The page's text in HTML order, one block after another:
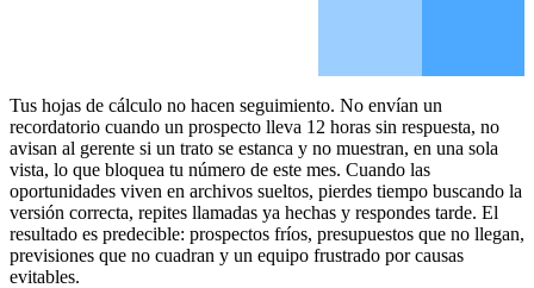
Tus hojas de cálculo no hacen seguimiento. No envían un
recordatorio cuando un prospecto lleva 12 horas sin respuesta, no
avisan al gerente si un trato se estanca y no muestran, en una sola
vista, lo que bloquea tu número de este mes. Cuando las
oportunidades viven en archivos sueltos, pierdes tiempo buscando la
versión correcta, repites llamadas ya hechas y respondes tarde. El
resultado es predecible: prospectos fríos, presupuestos que no llegan,
previsiones que no cuadran y un equipo frustrado por causas
evitables.